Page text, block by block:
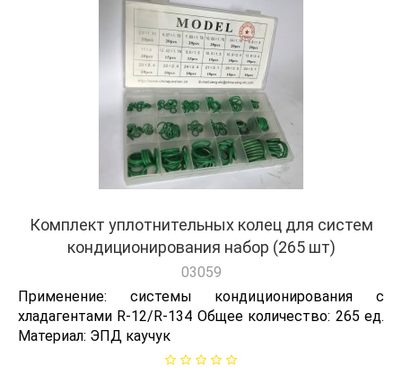
Комплект уплотнительных колец для систем
кондиционирования набор (265 шт)
03059
Применение: системы кондиционирования с
хладагентами R-12/R-134 Общее количество: 265 ед.
Материал: ЭПД каучук